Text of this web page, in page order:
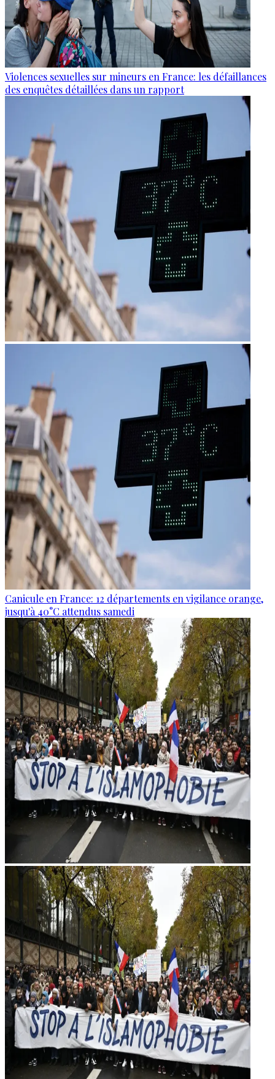
Violences sexuelles sur mineurs en France: les défaillances
des enquêtes détaillées dans un rapport
Canicule en France: 12 départements en vigilance orange,
jusqu'à 40°C attendus samedi